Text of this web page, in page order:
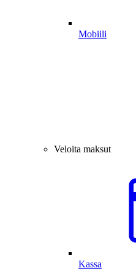
Mobiili
Veloita maksut
Kassa